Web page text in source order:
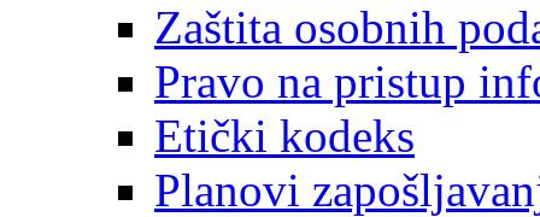
Zaštita osobnih
Pravo na pristup
Etički kodeks
Planovi